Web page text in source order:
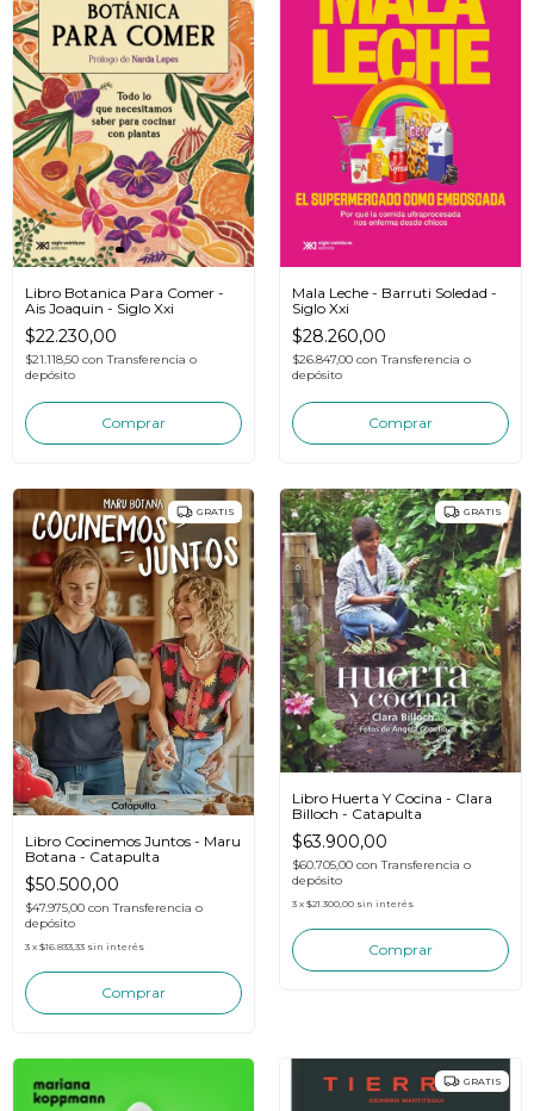
Libro Botanica Para Comer -
Ais Joaquin - Siglo Xxi
$22.230,00
$21.118,50 con Transferencia o
depósito
Mala Leche - Barruti Soledad -
Siglo Xxi
$28.260,00
$26.847,00 con Transferencia o
depósito
GRATIS
Libro Cocinemos Juntos - Maru
Botana - Catapulta
$50.500,00
$47.975,00 con Transferencia o
depósito
3 x $16.833,33 sin interés
GRATIS
Libro Huerta Y Cocina - Clara
Billoch - Catapulta
$63.900,00
$60.705,00 con Transferencia o
depósito
3 x $21.300,00 sin interés
GRATIS